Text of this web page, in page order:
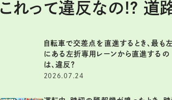
これって違反なの!? 道
自転車で交差点を直進するとき、最も
にある左折専用レーンから直進するの
は、違反？
2026.07.24